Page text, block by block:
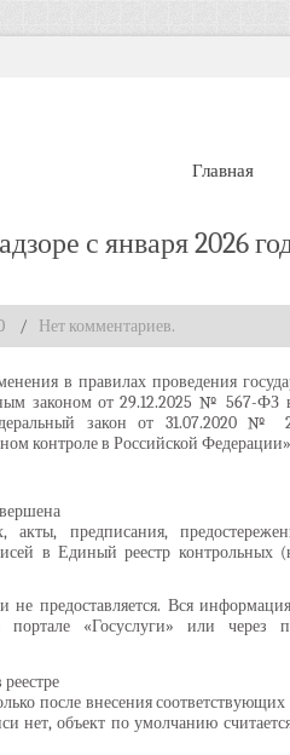
Главная
с января 2026
/ Нет комментариев.
в правилах проведения
законом от 29.12.2025 № 567-ФЗ
закон от 31.07.2020 №
контроле в Российской
предписания,
в Единый реестр контрольных
предоставляется. Вся
«Госуслуги» или через
после внесения
нет, объект по умолчанию